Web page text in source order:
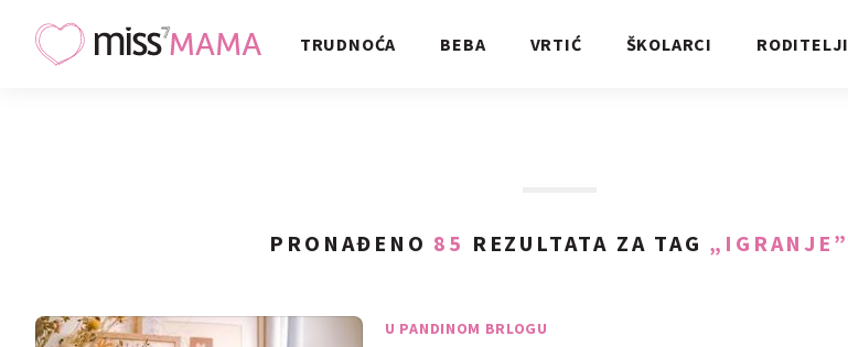
TRUDNOĆA BEBA VRTIĆ ŠKOLARCI RODITELJI
PRONAĐENO 85 REZULTATA ZA TAG „IGRANJE”
U PANDINOM BRLOGU